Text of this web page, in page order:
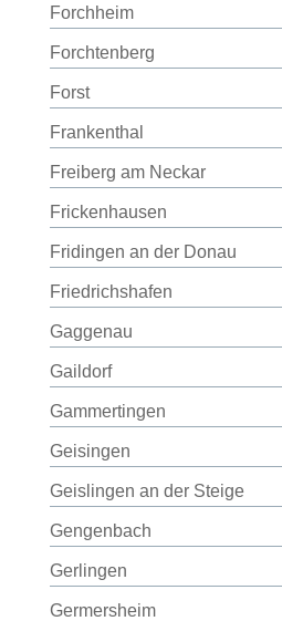
Forchheim
Forchtenberg
Forst
Frankenthal
Freiberg am Neckar
Frickenhausen
Fridingen an der Donau
Friedrichshafen
Gaggenau
Gaildorf
Gammertingen
Geisingen
Geislingen an der Steige
Gengenbach
Gerlingen
Germersheim